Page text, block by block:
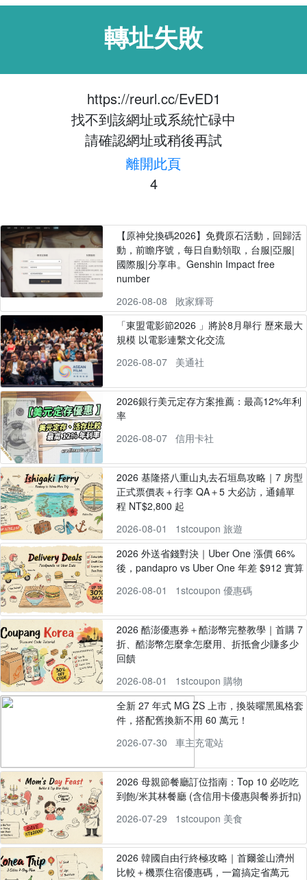
轉址失敗
https://reurl.cc/EvED1
找不到該網址或系統忙碌中
請確認網址或稍後再試
離開此頁
3
【原神兌換碼2026】免費原石活動，回歸活
動，前瞻序號，每日自動領取，台服|亞服|
國際服|分享串。Genshin Impact free
number
2026-08-08
敗家輝哥
「東盟電影節2026 」將於8月舉行 歷來最大
規模 以電影連繫文化交流
2026-08-07
美通社
2026銀行美元定存方案推薦：最高12%年利
率
2026-08-07
信用卡社
2026 基隆搭八重山丸去石垣島攻略｜7 房型
正式票價表＋行李 QA＋5 大必訪，通鋪單
程 NT$2,800 起
2026-08-01
1stcoupon 旅遊
2026 外送省錢對決｜Uber One 漲價 66%
後，pandapro vs Uber One 年差 $912 實算
2026-08-01
1stcoupon 優惠碼
2026 酷澎優惠券＋酷澎幣完整教學｜首購 7
折、酷澎幣怎麼拿怎麼用、折抵會少賺多少
回饋
2026-08-01
1stcoupon 購物
全新 27 年式 MG ZS 上市，換裝曜黑風格套
件，搭配舊換新不用 60 萬元！
2026-07-30
車主充電站
2026 母親節餐廳訂位指南：Top 10 必吃吃
到飽/米其林餐廳 (含信用卡優惠與餐券折扣)
2026-07-29
1stcoupon 美食
2026 韓國自由行終極攻略｜首爾釜山濟州
比較＋機票住宿優惠碼，一篇搞定省萬元